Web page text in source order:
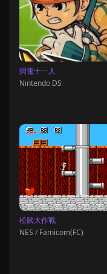
閃電十一人
Nintendo DS
松鼠大作戰
NES / Famicom(FC)